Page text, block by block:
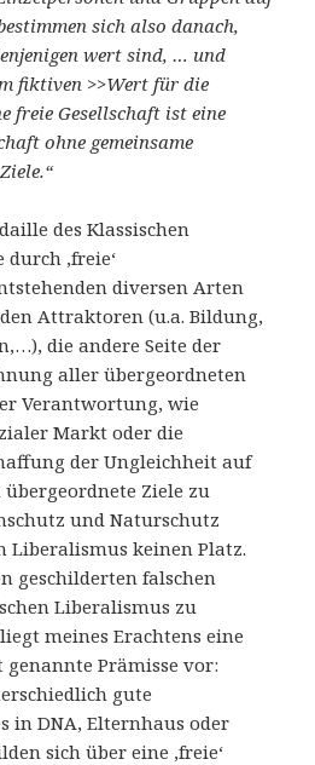
sich also danach,
wert sind, … und
fiktiven >>Wert für die
freie Gesellschaft ist eine
ohne gemeinsame
des Klassischen
‚freie‘
diversen Arten
Attraktoren (u.a. Bildung,
die andere Seite der
aller übergeordneten
Verantwortung, wie
Markt oder die
der Ungleichheit auf
Ziele zu
und Naturschutz
Liberalismus keinen Platz.
geschilderten falschen
Liberalismus zu
meines Erachtens eine
Prämisse vor:
gute
in DNA, Elternhaus oder
sich über eine ‚freie‘